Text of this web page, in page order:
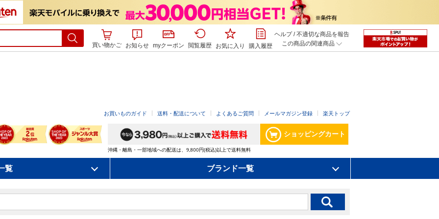
買い物かご お知らせ myクーポン 閲覧履歴 お気に入り 購入履歴
ヘルプ/不適切な商品を報告
この商品の関連商品